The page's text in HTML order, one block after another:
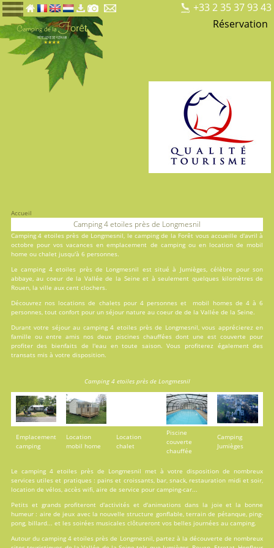
+33 2 35 37 93 43
Réservation
Accueil
Camping 4 etoiles près de Longmesnil
Camping 4 etoiles près de Longmesnil, le camping de la Forêt vous accueille d'avril à
octobre pour vos vacances enemplacement de campingou en locationde mobil
home ou chalet jusqu'à 6 personnes.
Le camping 4 etoiles près de Longmesnil est situé à Jumièges, célèbre pour son
abbaye, au coeur de la Vallée de la Seine et à seulement quelques kilomètres de
Rouen, la ville aux cent clochers.
Découvrez nos locations de chaletspour 4 personnes et mobil homesde 4 à 6
personnes, tout confort pour un séjour nature au coeur de de la Vallée de la Seine.
Durant votre séjour au camping 4 etoiles près de Longmesnil, vous apprécierez en
famille ou entre amis nos deux piscineschauffées dont une est couverte pour
profiter des bienfaits de l'eau en toute saison. Vous profiterez également des
transats mis à votre disposition.
Camping 4 etoiles près de Longmesnil
Emplacement
camping
Location
mobil home
Location
chalet
Piscine
couverte
chauffée
Camping
Jumièges
Le camping 4 etoiles près de Longmesnil met à votre disposition de nombreux
servicesutiles et pratiques : pains et croissants, bar, snack, restauration midi et soir,
location de vélos, accès wifi, aire de service pour camping-car...
Petits et grands profiteront d'activités et d'animations dans la joie et la bonne
humeur : aire de jeux avec la nouvelle structure gonflable, terrain de pétanque, ping-
pong, billard... et les soirées musicales clôtureront vos belles journées au camping.
Autour du camping 4 etoiles près de Longmesnil, partez à la découverte de nombreux